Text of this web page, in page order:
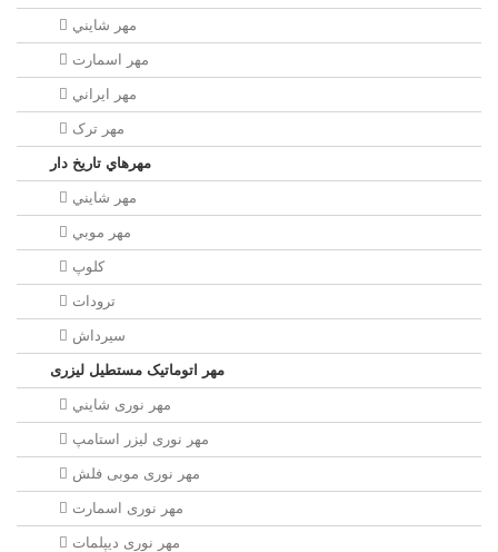
مهر شايني
مهر اسمارت
مهر ايراني
مهر ترک
مهرهاي تاريخ دار
مهر شايني
مهر موبي
کلوپ
ترودات
سیرداش
مهر اتوماتیک مستطیل لیزری
مهر نوری شايني
مهر نوری لیزر استامپ
مهر نوری موبی فلش
مهر نوری اسمارت
مهر نوری ديپلمات